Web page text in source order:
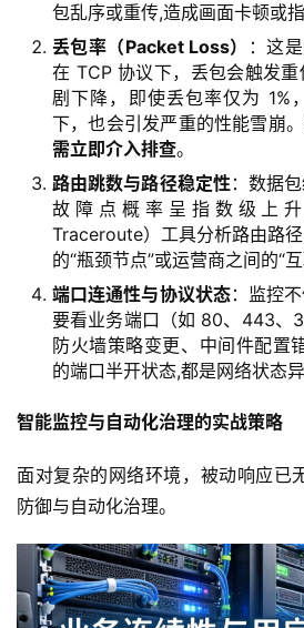
包乱序或重传,造成画面卡顿或指
丢包率（Packet Loss）
：这
在 TCP 协议下，丢包会触发
剧下降，即使丢包率仅为 1%
下，也会引发严重的性能雪崩。
需立即介入排查。
路由跳数与路径稳定性：数据包
故障点概率呈指数级上
Traceroute）工具分析路由路
的“瓶颈节点”或运营商之间的“互
端口连通性与协议状态：监控
要看业务端口（如 80、443、
防火墙策略变更、中间件配置
的端口半开状态,都是网络状态
智能监控与自动化治理的实战策略
面对复杂的网络环境，被动响应已
防御与自动化治理。